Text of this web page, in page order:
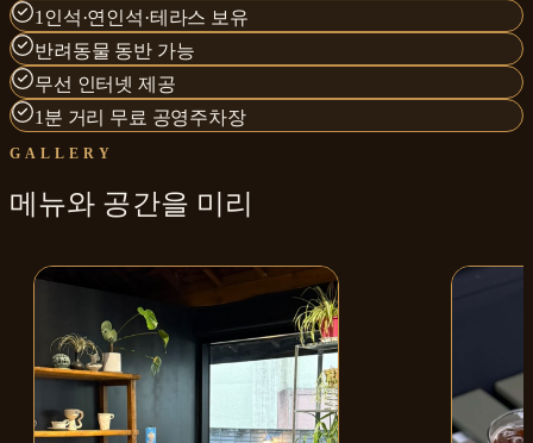
1인석·연인석·테라스 보유
반려동물 동반 가능
무선 인터넷 제공
1분 거리 무료 공영주차장
GALLERY
메뉴와 공간을 미리